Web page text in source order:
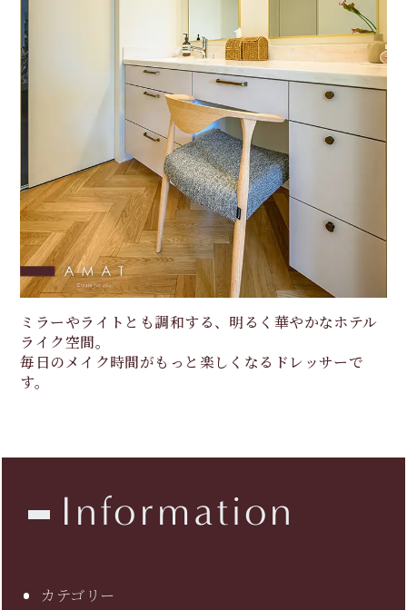
ミラーやライトとも調和する、明るく華やかなホテル
ライク空間。
毎日のメイク時間がもっと楽しくなるドレッサーで
す。
Information
カテゴリー